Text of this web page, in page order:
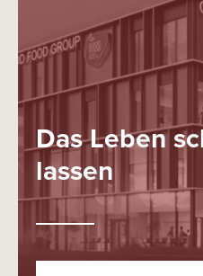
Das Leben
lassen